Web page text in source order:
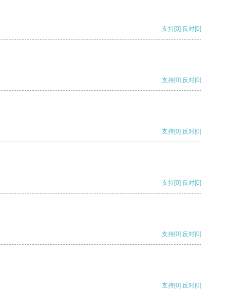
支持[0] 反对[0]
支持[0] 反对[0]
支持[0] 反对[0]
支持[0] 反对[0]
支持[0] 反对[0]
支持[0] 反对[0]